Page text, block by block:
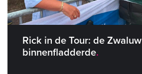
Rick in de Tour: de
binnenfladderde